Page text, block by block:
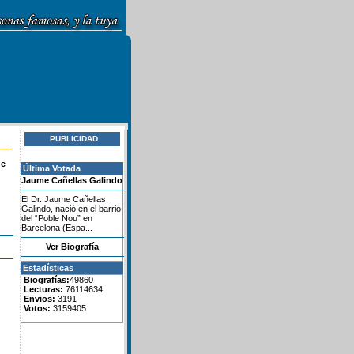
PUBLICIDAD
Última Votada
Jaume Cañellas Galindo
El Dr. Jaume Cañellas
Galindo, nació en el barrio
del “Poble Nou” en
Barcelona (Espa...
Ver Biografía
Estadísticas
Biografías:49860
Lecturas: 76114634
Envios: 3191
Votos: 3159405